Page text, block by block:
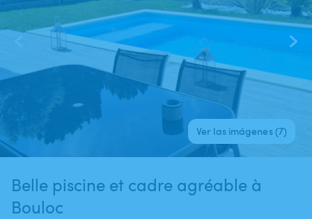
Ver las imágenes (7)
Belle piscine et cadre agréable à
Bouloc